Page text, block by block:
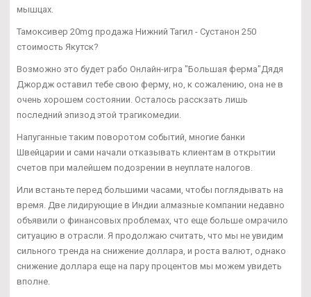
мышцах.
Тамоксивер 20mg продажа Нижний Тагил - Сустанон 250
стоимость Якутск?
Возможно это будет рабо Онлайн-игра "Большая ферма"Дядя
Джордж оставил тебе свою ферму, но, к сожалению, она не в
очень хорошем состоянии. Осталось расскзать лишь
последний эпизод этой трагикомедии.
Напуганные таким поворотом событий, многие банки
Швейцарии и сами начали отказывать клиентам в открытии
счетов при малейшем подозрении в неуплате налогов.
Или встаньте перед большими часами, чтобы поглядывать на
время. Две лидирующие в Индии алмазные компании недавно
объявили о финансовых проблемах, что еще больше омрачило
ситуацию в отрасли. Я продолжаю считать, что мы не увидим
сильного тренда на снижение доллара, и роста валют, однако
снижение доллара еще на пару процентов мы можем увидеть
вполне.